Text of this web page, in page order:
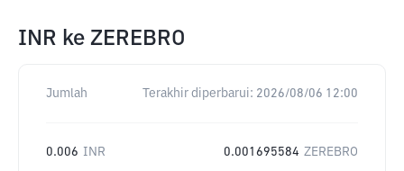
INR ke ZEREBRO
Jumlah Terakhir diperbarui: 2026/08/06 12:00
0.006 INR 0.001695584 ZEREBRO